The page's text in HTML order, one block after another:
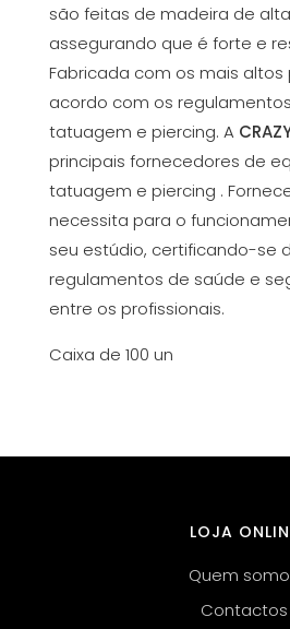
são feitas de madeira de
assegurando que é forte e
Fabricada com os mais
acordo com os
tatuagem e piercing. A
principais fornecedores de
tatuagem e piercing .
necessita para o
seu estúdio, certificando-se
regulamentos de saúde e
entre os profissionais.
Caixa de 100 un
LOJA
Quem
Contactos